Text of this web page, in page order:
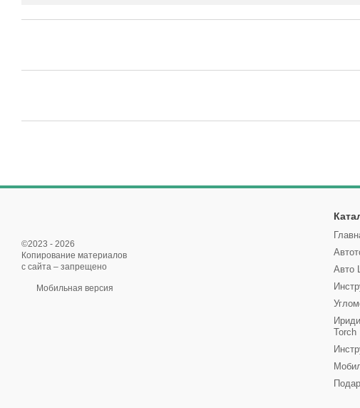
©2023 - 2026
Копирование материалов
с сайта – запрещено
Мобильная версия
Авто
Torch